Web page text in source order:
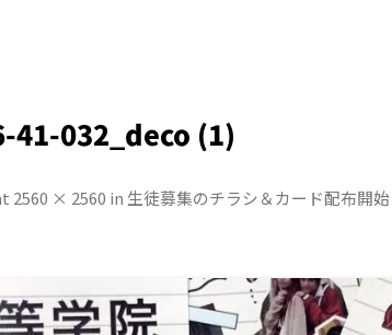
41-032_deco (1)
2560 × 2560 in 生徒募集のチラシ＆カード配布開始